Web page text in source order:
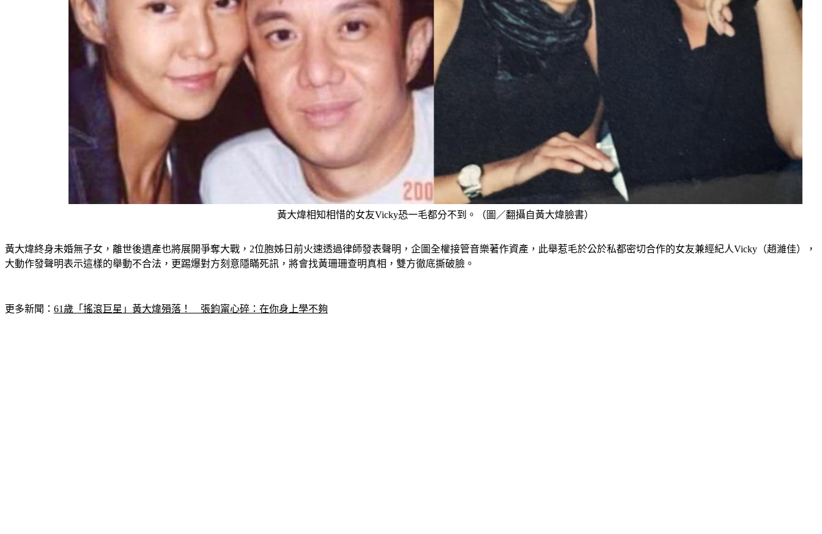
黃大煒相知相惜的女友Vicky恐一毛都分不到。（圖／翻攝自黃大煒臉書）
黃大煒終身未婚無子女，離世後遺產也將展開爭奪大戰，2位胞姊日前火速透過律師發表聲明，企圖全權接管音樂著作資產，此舉惹毛於公於私都密切合作的女友兼經紀人Vicky（趙濰佳），
大動作發聲明表示這樣的舉動不合法，更踢爆對方刻意隱瞞死訊，將會找黃珊珊查明真相，雙方徹底撕破臉。
更多新聞： 61歲「搖滾巨星」黃大煒殞落！　張鈞甯心碎：在你身上學不夠